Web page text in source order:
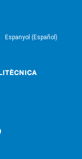
Espanyol (Español)